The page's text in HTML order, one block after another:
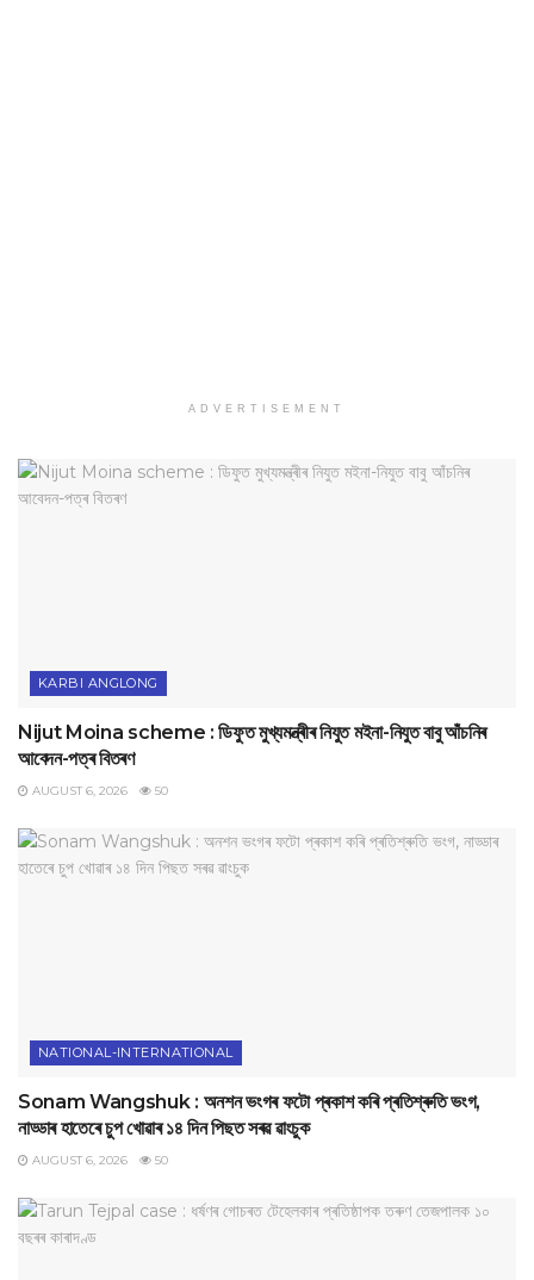
ADVERTISEMENT
KARBI ANGLONG
Nijut Moina scheme : ডিফুত মুখ্যমন্ত্ৰীৰ নিযুত মইনা-নিযুত বাবু আঁচনিৰ
আবেদন-পত্ৰ বিতৰণ
AUGUST 6, 2026 50
NATIONAL-INTERNATIONAL
Sonam Wangshuk : অনশন ভংগৰ ফটো প্ৰকাশ কৰি প্ৰতিশ্ৰুতি ভংগ,
নাড্ডাৰ হাতেৰে চুপ খোৱাৰ ১৪ দিন পিছত সৰৱ ৱাংচুক
AUGUST 6, 2026 50